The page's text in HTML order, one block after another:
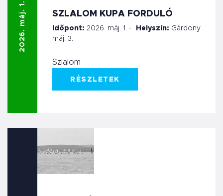
2026. máj. 1. SZLALOM KUPA FORDULÓ
Időpont: 2026. máj. 1. -
máj. 3.
Helyszín: Gárdony
Szlalom
RÉSZLETEK